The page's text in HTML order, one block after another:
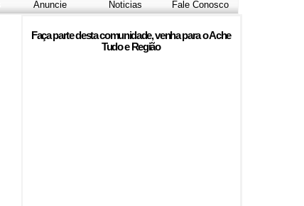
Anuncie Noticias Fale Conosco
Faça parte desta comunidade, venha para oAche
Tudo e Região